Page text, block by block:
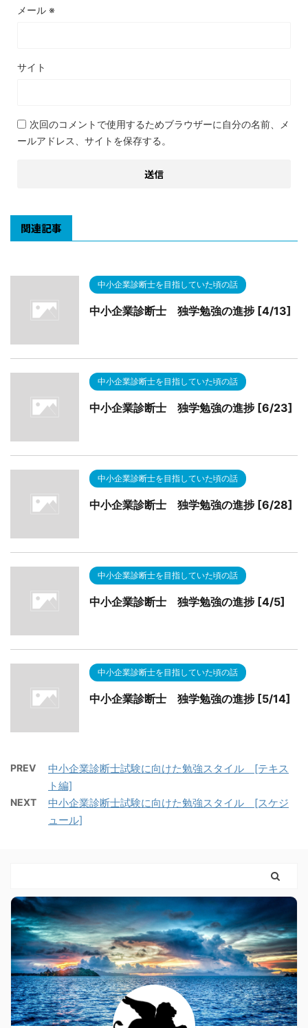
メール ※
サイト
次回のコメントで使用するためブラウザーに自分の名前、メ
ールアドレス、サイトを保存する。
関連記事
中小企業診断士を目指していた頃の話
中小企業診断士 独学勉強の進捗 [4/13]
中小企業診断士を目指していた頃の話
中小企業診断士 独学勉強の進捗 [6/23]
中小企業診断士を目指していた頃の話
中小企業診断士 独学勉強の進捗 [6/28]
中小企業診断士を目指していた頃の話
中小企業診断士 独学勉強の進捗 [4/5]
中小企業診断士を目指していた頃の話
中小企業診断士 独学勉強の進捗 [5/14]
PREV
中小企業診断士試験に向けた勉強スタイル [テキス
ト編]
NEXT
中小企業診断士試験に向けた勉強スタイル [スケジ
ュール]